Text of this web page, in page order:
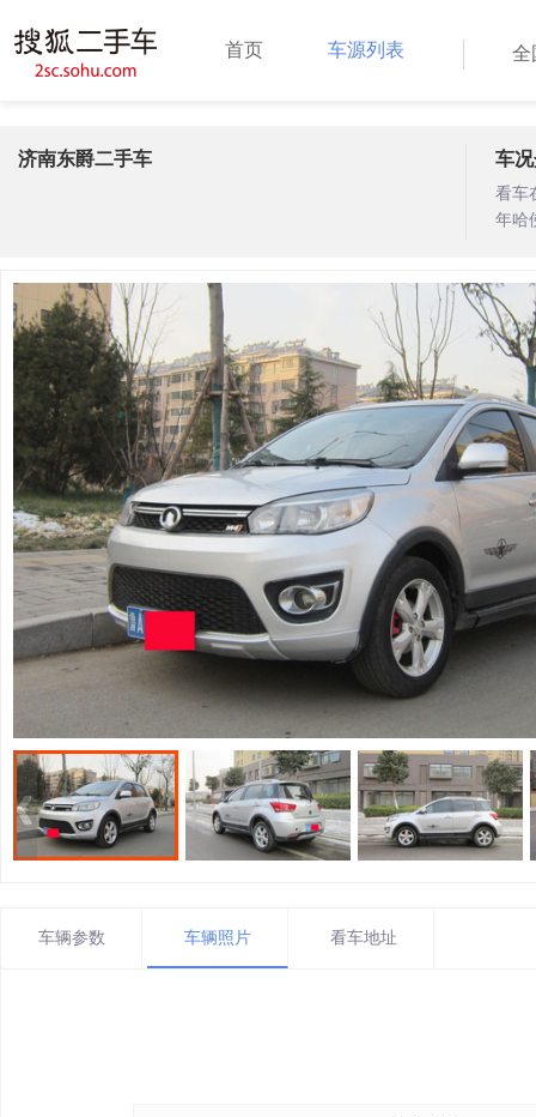
首页 车源列表 全
济南东爵二手车 车
看车
年哈
暖风
2021
有买
车辆参数 车辆照片 看车地址